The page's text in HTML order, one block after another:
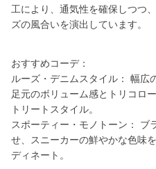
工により、通気性を確保しつつ
ズの風合いを演出しています。
おすすめコーデ：
ルーズ・デニムスタイル： 幅広
足元のボリューム感とトリコロ
トリートスタイル。
スポーティー・モノトーン： ブ
せ、スニーカーの鮮やかな色味
ディネート。